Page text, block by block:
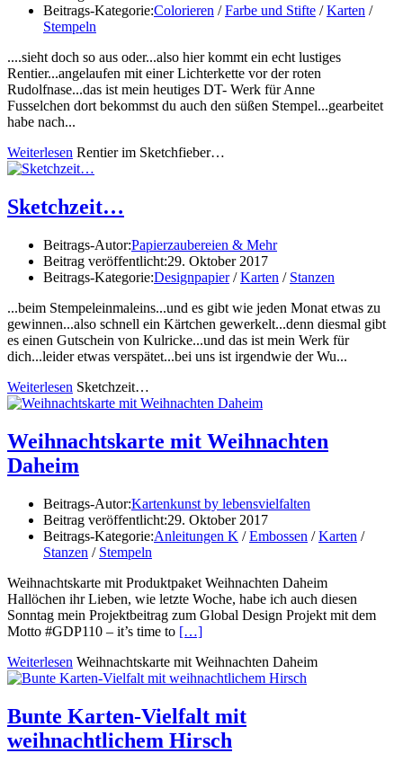
Beitrags-Kategorie:Colorieren / Farbe und Stifte / Karten /
Stempeln
....sieht doch so aus oder...also hier kommt ein echt lustiges
Rentier...angelaufen mit einer Lichterkette vor der roten
Rudolfnase...das ist mein heutiges DT- Werk für Anne
Fusselchen dort bekommst du auch den süßen Stempel...gearbeitet
habe nach...
Weiterlesen Rentier im Sketchfieber…
Sketchzeit…
Beitrags-Autor:Papierzaubereien & Mehr
Beitrag veröffentlicht:29. Oktober 2017
Beitrags-Kategorie:Designpapier / Karten / Stanzen
...beim Stempeleinmaleins...und es gibt wie jeden Monat etwas zu
gewinnen...also schnell ein Kärtchen gewerkelt...denn diesmal gibt
es einen Gutschein von Kulricke...und das ist mein Werk für
dich...leider etwas verspätet...bei uns ist irgendwie der Wu...
Weiterlesen Sketchzeit…
Weihnachtskarte mit Weihnachten
Daheim
Beitrags-Autor:Kartenkunst by lebensvielfalten
Beitrag veröffentlicht:29. Oktober 2017
Beitrags-Kategorie:Anleitungen K / Embossen / Karten /
Stanzen / Stempeln
Weihnachtskarte mit Produktpaket Weihnachten Daheim
Hallöchen ihr Lieben, wie letzte Woche, habe ich auch diesen
Sonntag mein Projektbeitrag zum Global Design Projekt mit dem
Motto #GDP110 – it’s time to […]
Weiterlesen Weihnachtskarte mit Weihnachten Daheim
Bunte Karten-Vielfalt mit
weihnachtlichem Hirsch